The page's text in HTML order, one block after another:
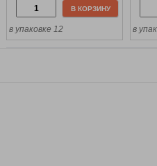
В КОРЗИНУ
в упаковке 12 в